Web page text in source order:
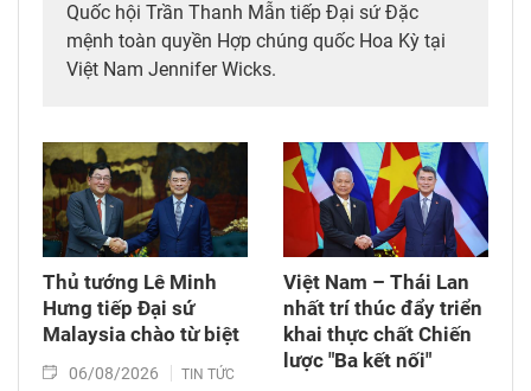
Quốc hội Trần Thanh Mẫn tiếp Đại sứ Đặc
mệnh toàn quyền Hợp chúng quốc Hoa Kỳ tại
Việt Nam Jennifer Wicks.
Thủ tướng Lê Minh
Hưng tiếp Đại sứ
Malaysia chào từ biệt
06/08/2026 TIN TỨC
Việt Nam – Thái Lan
nhất trí thúc đẩy triển
khai thực chất Chiến
lược "Ba kết nối"